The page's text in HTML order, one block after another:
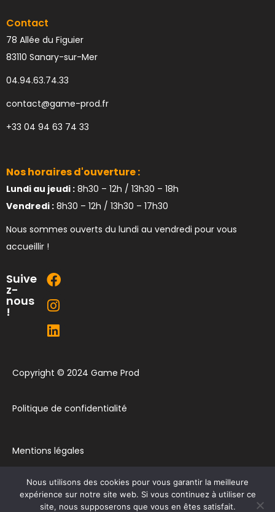
Contact
78 Allée du Figuier
83110 Sanary-sur-Mer
04.94.63.74.33
contact@game-prod.fr
+33 04 94 63 74 33
Nos horaires d'ouverture :
Lundi au jeudi : 8h30 – 12h / 13h30 – 18h
Vendredi : 8h30 – 12h / 13h30 – 17h30
Nous sommes ouverts du lundi au vendredi pour vous
accueillir !
Suive
z-
nous
!
Copyright © 2024 Game Prod
Politique de confidentialité
Mentions légales
Plan du site
Nous utilisons des cookies pour vous garantir la meilleure
expérience sur notre site web. Si vous continuez à utiliser ce
site, nous supposerons que vous en êtes satisfait.